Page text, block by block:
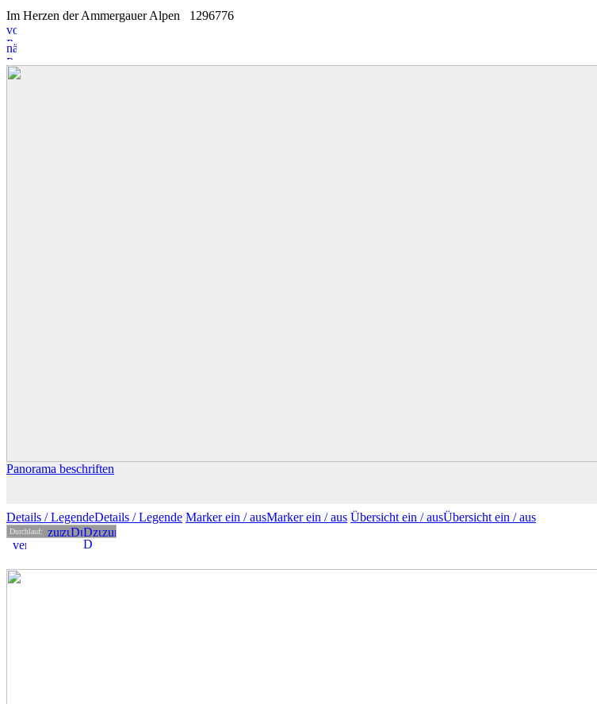
Im Herzen der Ammergauer Alpen 1296776
Panorama beschriften
Details / LegendeDetails /Legende Marker ein /ausMarkerein / aus Übersicht ein /ausÜbersicht ein / aus
Durchlauf: